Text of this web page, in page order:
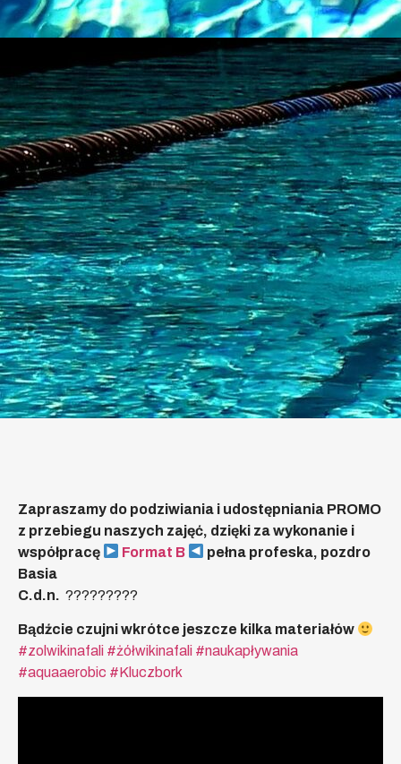
Zapraszamy do podziwiania i udostępniania PROMO
z przebiegu naszych zajęć, dzięki za wykonanie i
współpracę
Format B
pełna profeska, pozdro
Basia
C.d.n. ?????????
Bądźcie czujni wkrótce jeszcze kilka materiałów
#zolwikinafali #żółwikinafali #naukapływania
#aquaaerobic #Kluczbork